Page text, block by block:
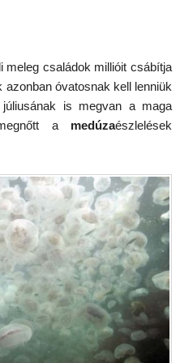
családok millióit csábítja
azonban óvatosnak kell lenniük
is megvan a maga
amedúzaészlelések